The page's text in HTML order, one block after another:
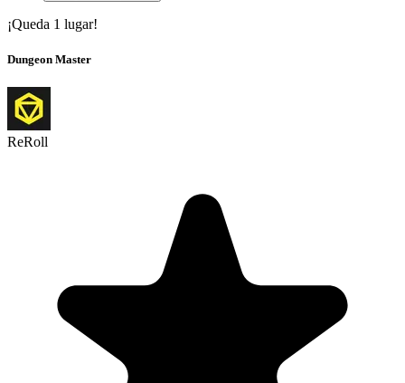
¡Queda 1 lugar!
Dungeon Master
ReRoll